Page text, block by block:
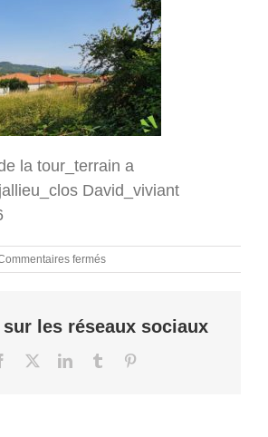
la tour_terrain a
David_viviant
ferméssur
terrain
la
sur les réseaux sociaux
Facebook LinkedInTumblr